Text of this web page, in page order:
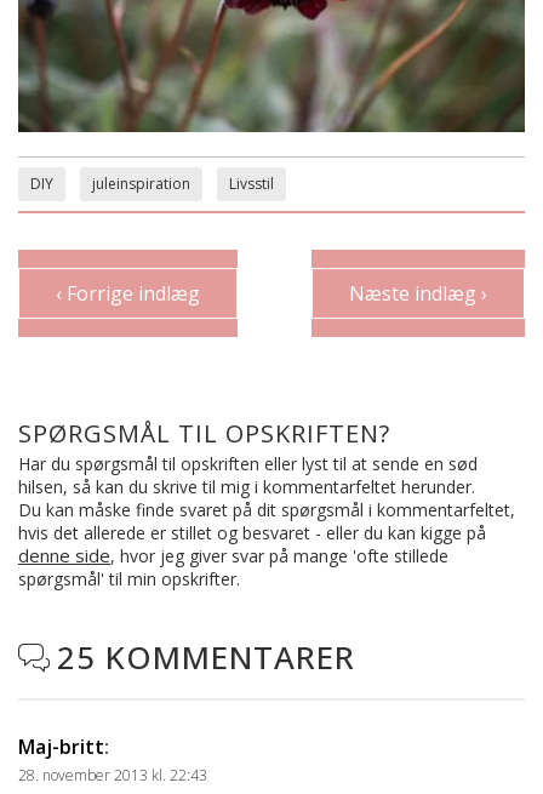
DIY juleinspiration Livsstil
‹ Forrige indlæg Næste indlæg ›
SPØRGSMÅL TIL OPSKRIFTEN?
Har du spørgsmål til opskriften eller lyst til at sende en sød
hilsen, så kan du skrive til mig i kommentarfeltet herunder.
Du kan måske finde svaret på dit spørgsmål i kommentarfeltet,
hvis det allerede er stillet og besvaret - eller du kan kigge på
denne side, hvor jeg giver svar på mange 'ofte stillede
spørgsmål' til min opskrifter.
 25 KOMMENTARER
Maj-britt:
28. november 2013 kl. 22:43